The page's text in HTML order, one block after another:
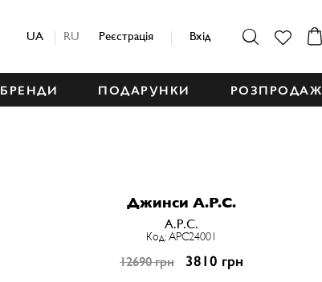
UA RU Реєстрація Вхід
БРЕНДИ ПОДАРУНКИ РОЗПРОДАЖ
Джинси A.P.C.
A.P.C.
Код: APC24001
12690 грн 3810 грн